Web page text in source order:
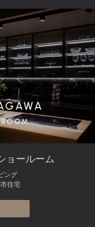
ョールーム
ング
住宅